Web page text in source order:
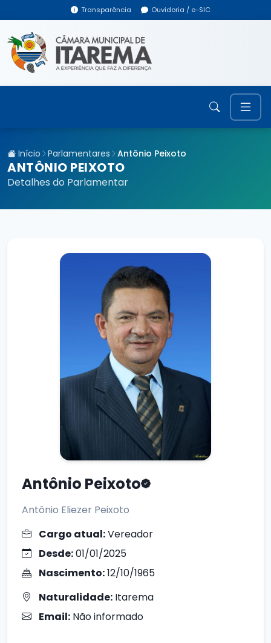
Transparência Ouvidoria / e-SIC
Início Parlamentares Antônio Peixoto
ANTÔNIO PEIXOTO
Detalhes do Parlamentar
Antônio Peixoto
Antônio Eliezer Peixoto
Cargo atual:Vereador
Desde:01/01/2025
Nascimento:12/10/1965
Naturalidade: Itarema
Email: Não informado